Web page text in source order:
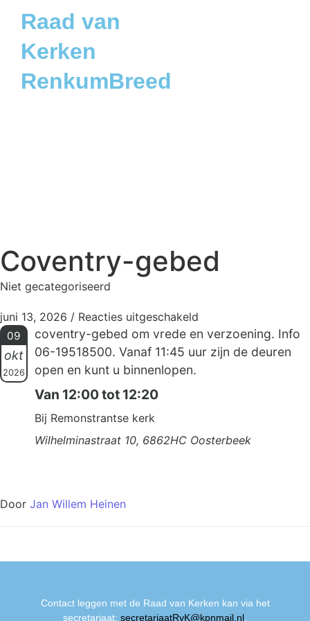
Raad van
Kerken
RenkumBreed
Coventry-gebed
Niet gecategoriseerd
juni 13, 2026 / Reacties uitgeschakeld
09
okt
2026
coventry-gebed om vrede en verzoening. Info
06-19518500. Vanaf 11:45 uur zijn de deuren
open en kunt u binnenlopen.
Van 12:00 tot 12:20
Bij Remonstrantse kerk
Wilhelminastraat 10, 6862HC Oosterbeek
Door Jan Willem Heinen
Contact leggen met de Raad van Kerken kan via het
secretariaat: secretariaatRvK@kpnmail.nl